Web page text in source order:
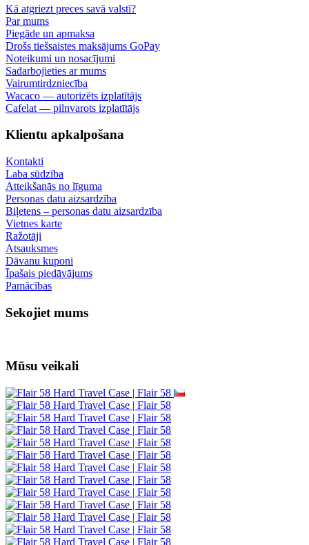
Kā atgriezt preces savā valstī?
Par mums
Piegāde un apmaksa
Drošs tiešsaistes maksājums GoPay
Noteikumi un nosacījumi
Sadarbojieties ar mums
Vairumtirdzniecība
Wacaco — autorizēts izplatītājs
Cafelat — pilnvarots izplatītājs
Klientu apkalpošana
Kontakti
Laba sūdzība
Atteikšanās no līguma
Personas datu aizsardzība
Biļetens – personas datu aizsardzība
Vietnes karte
Ražotāji
Atsauksmes
Dāvanu kuponi
Īpašais piedāvājums
Pamācības
Sekojiet mums
Mūsu veikali